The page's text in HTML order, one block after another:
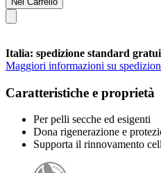
Italia: spedizione standard
Maggiori informazioni su
Caratteristiche e proprietà
Per pelli secche ed esigenti
Dona rigenerazione e
Supporta il rinnovamento